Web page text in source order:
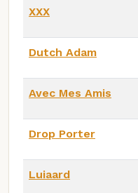
XXX
Dutch Adam
Avec Mes Amis
Drop Porter
Luiaard